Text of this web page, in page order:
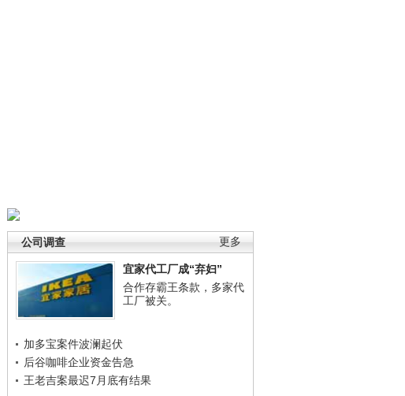
更多
公司调查
宜家代工厂成“弃妇”
合作存霸王条款，多家代
工厂被关。
加多宝案件波澜起伏
后谷咖啡企业资金告急
王老吉案最迟7月底有结果